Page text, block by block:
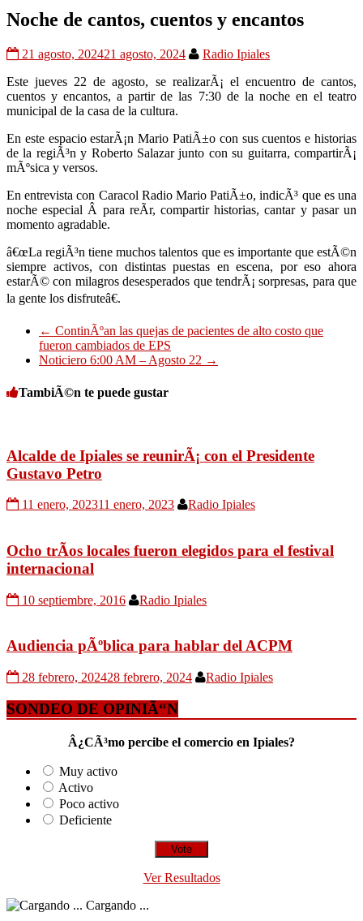
Noche de cantos, cuentos y encantos
21 agosto, 202421 agosto, 2024
Radio Ipiales
Este jueves 22 de agosto, se realizarÃ¡ el encuentro de cantos,
cuentos y encantos, a partir de las 7:30 de la noche en el teatro
municipal de la casa de la cultura.
En este espacio estarÃ¡n Mario PatiÃ±o con sus cuentos e historias
de la regiÃ³n y Roberto Salazar junto con su guitarra, compartirÃ¡
mÃºsica y versos.
En entrevista con Caracol Radio Mario PatiÃ±o, indicÃ³ que es una
noche especial Â para reÃ­r, compartir historias, cantar y pasar un
momento agradable.
â€œLa regiÃ³n tiene muchos talentos que es importante que estÃ©n
siempre activos, con distintas puestas en escena, por eso ahora
estarÃ© con milagros desesperados que tendrÃ¡ sorpresas, para que
la gente los disfruteâ€.
← ContinÃºan las quejas de pacientes de alto costo que
fueron cambiados de EPS
Noticiero 6:00 AM – Agosto 22 →
TambiÃ©n te puede gustar
Alcalde de Ipiales se reunirÃ¡ con el Presidente
Gustavo Petro
11 enero, 202311 enero, 2023 Radio Ipiales
Ocho trÃ­os locales fueron elegidos para el festival
internacional
10 septiembre, 2016 Radio Ipiales
Audiencia pÃºblica para hablar del ACPM
28 febrero, 202428 febrero, 2024 Radio Ipiales
SONDEO DE OPINIÃ“N
Â¿CÃ³mo percibe el comercio en Ipiales?
Muy activo
Activo
Poco activo
Deficiente
Ver Resultados
Cargando ...